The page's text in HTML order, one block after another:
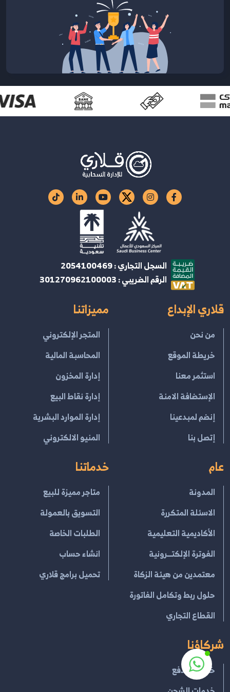
السجل التجاري : 2054100469
الرقم الضريبي : 301270962100003
قلاري الإبداع
من نحن
خريطة الموقع
استثمر معنا
الإستضافة الامنة
إنضم لمبدعينا
إتصل بنا
مميزاتنا
المتجر الإلكتروني
المحاسبة المالية
إدارة المخزون
إدارة نقاط البيع
إدارة الموارد البشرية
المنيو الالكتروني
عام
المدونة
الاسئلة المتكررة
الأكاديمية التعليمية
الفوترة الإلكتــرونية
معتمدين من هيئة الزكاة
حلول ربط وتكامل الفاتورة
القطاع التجاري
خدماتنا
متاجر مميزة للبيع
التسويق بالعمولة
الطلبات الخاصة
انشاء حساب
تحميل برامج قلاري
شركاؤنا
خدمات الدفع